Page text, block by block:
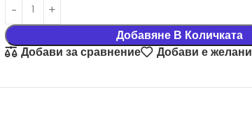
Добавяне В Количката
Добави за сравнение
Добави е желани